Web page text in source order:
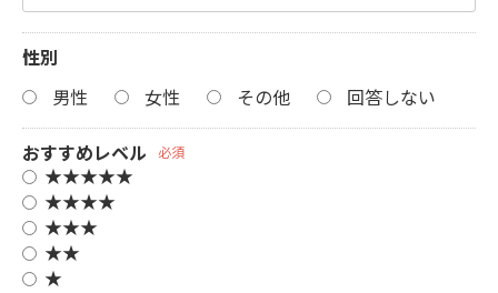
性別
男性
女性 その他 回答しない
おすすめレベル 必須
★★★★★
★★★★
★★★
★★
★